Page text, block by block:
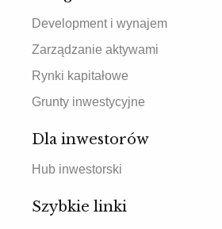
Development i wynajem
Zarządzanie aktywami
Rynki kapitałowe
Grunty inwestycyjne
Dla inwestorów
Hub inwestorski
Szybkie linki